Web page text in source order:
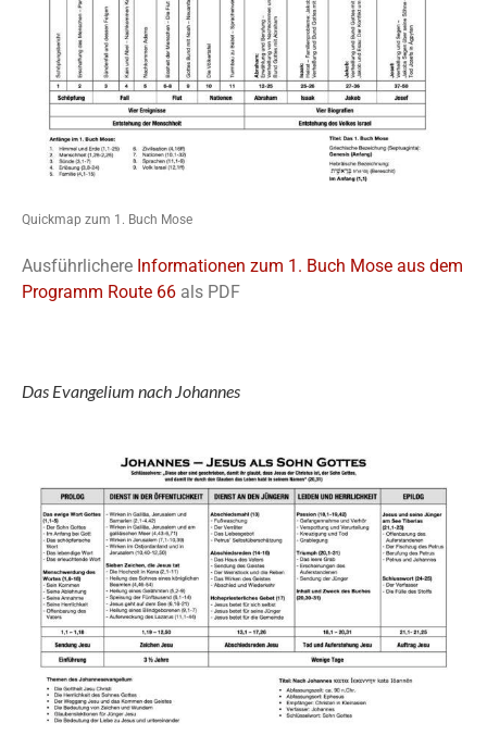
Quickmap zum 1. Buch Mose
Ausführlichere Informationen zum 1. Buch Mose aus dem
Programm Route 66 als PDF
Das Evangelium nach Johannes